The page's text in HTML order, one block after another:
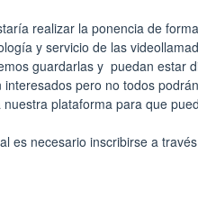
realizar la ponencia de
y servicio de las
guardarlas y puedan estar
interesados pero no todos
plataforma para que
es necesario inscribirse a